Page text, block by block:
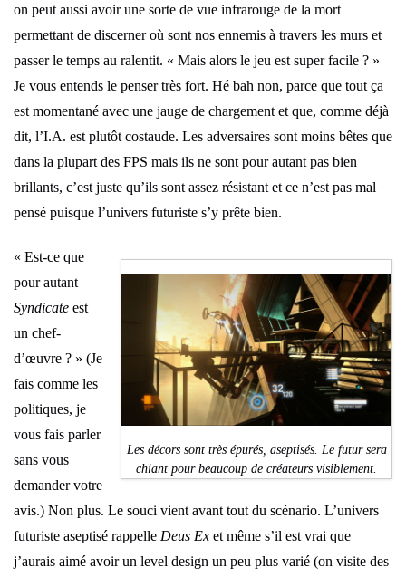
on peut aussi avoir une sorte de vue infrarouge de la mort
permettant de discerner où sont nos ennemis à travers les murs et
passer le temps au ralentit. « Mais alors le jeu est super facile ? »
Je vous entends le penser très fort. Hé bah non, parce que tout ça
est momentané avec une jauge de chargement et que, comme déjà
dit, l’I.A. est plutôt costaude. Les adversaires sont moins bêtes que
dans la plupart des FPS mais ils ne sont pour autant pas bien
brillants, c’est juste qu’ils sont assez résistant et ce n’est pas mal
pensé puisque l’univers futuriste s’y prête bien.
Les décors sont très épurés, aseptisés. Le futur sera
chiant pour beaucoup de créateurs visiblement.
« Est-ce que
pour autant
Syndicate est
un chef-
d’œuvre ? » (Je
fais comme les
politiques, je
vous fais parler
sans vous
demander votre
avis.) Non plus. Le souci vient avant tout du scénario. L’univers
futuriste aseptisé rappelle Deus Ex et même s’il est vrai que
j’aurais aimé avoir un level design un peu plus varié (on visite des